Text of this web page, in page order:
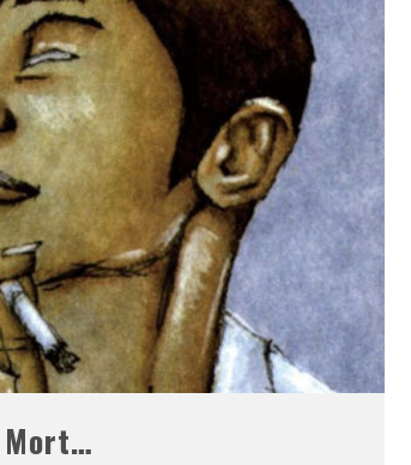
Mort…
CONCOURS : CALENDRIER DE L’AVENT – UNE
COPIE DU JEU « GRID, ULTIMATE EDITION »
SUR XBOX ONE OU PS4
Daily Passions